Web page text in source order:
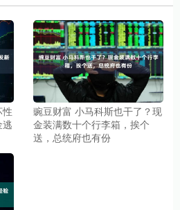
豌豆财富 小马科斯也干了？现
金装满数十个行李箱，挨个
送，总统府也有份